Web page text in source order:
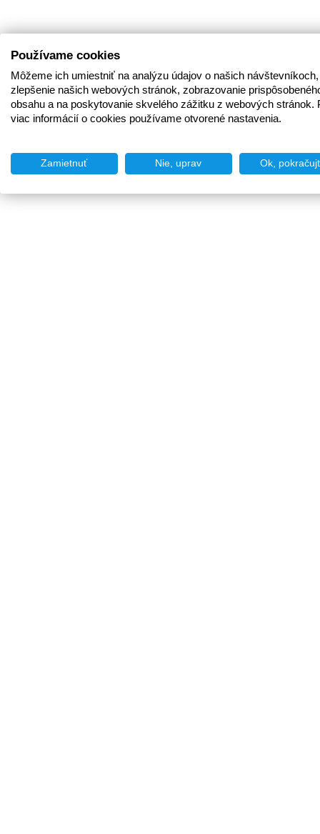
Používame cookies
Môžeme ich umiestniť na analýzu údajov o našich
zlepšenie našich webových stránok, zobrazovanie
obsahu a na poskytovanie skvelého zážitku z webových stránok.
viac informácií o cookies používame otvorené nastavenia.
Zamietnuť Nie, uprav Ok,